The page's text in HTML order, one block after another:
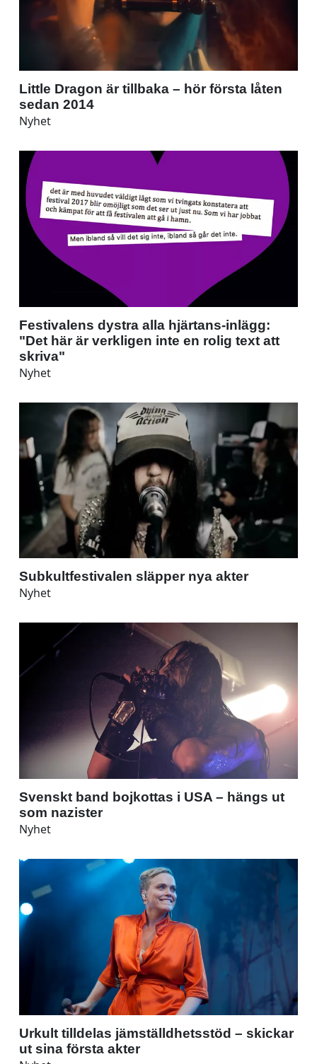
Little Dragon är tillbaka – hör första låten
sedan 2014
Nyhet
Festivalens dystra alla hjärtans-inlägg:
"Det här är verkligen inte en rolig text att
skriva"
Nyhet
Subkultfestivalen släpper nya akter
Nyhet
Svenskt band bojkottas i USA – hängs ut
som nazister
Nyhet
Urkult tilldelas jämställdhetsstöd – skickar
ut sina första akter